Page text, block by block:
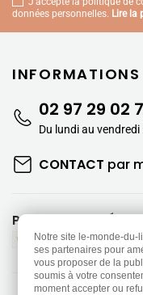
données personnelles. Lire la
INFORMATIONS
02 97 29 02
Du lundi au
CONTACT par
PAIEMENTS
Notre site le-monde-du-
ses partenaires pour
vous proposer de la
soumis à votre
moment accepter ou